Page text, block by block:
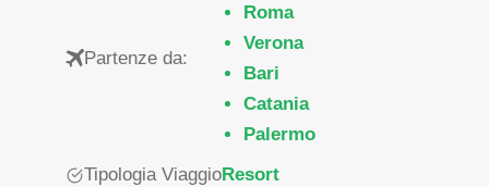
Partenze da:
Roma
Verona
Bari
Catania
Palermo
Tipologia ViaggioResort